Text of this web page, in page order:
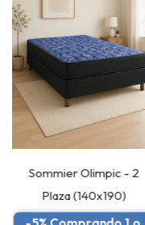
Sommier Olimpic - 2
Plaza (140x190)